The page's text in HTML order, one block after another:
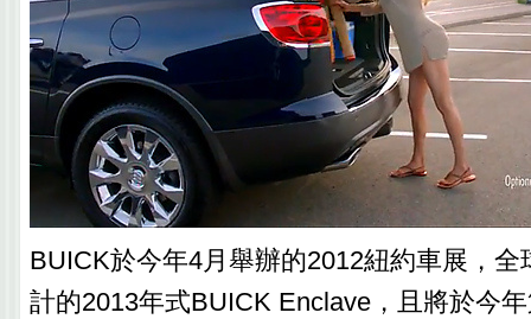
BUICK於今年4月舉辦的2012紐約車展，全
計的2013年式BUICK Enclave，且將於今